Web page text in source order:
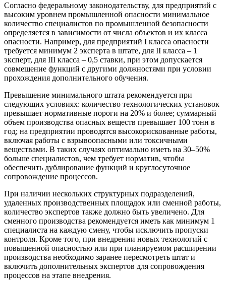
Согласно федеральному законодательству, для предприятий с
высоким уровнем промышленной опасности минимальное
количество специалистов по промышленной безопасности
определяется в зависимости от числа объектов и их класса
опасности. Например, для предприятий I класса опасности
требуется минимум 2 эксперта в штате, для II класса – 1
эксперт, для III класса – 0,5 ставки, при этом допускается
совмещение функций с другими должностями при условии
прохождения дополнительного обучения.
Превышение минимального штата рекомендуется при
следующих условиях: количество технологических установок
превышает нормативные пороги на 20% и более; суммарный
объем производства опасных веществ превышает 100 тонн в
год; на предприятии проводятся высокорискованные работы,
включая работы с взрывоопасными или токсичными
веществами. В таких случаях оптимально иметь на 30–50%
больше специалистов, чем требует норматив, чтобы
обеспечить дублирование функций и круглосуточное
сопровождение процессов.
При наличии нескольких структурных подразделений,
удаленных производственных площадок или сменной работы,
количество экспертов также должно быть увеличено. Для
сменного производства рекомендуется иметь как минимум 1
специалиста на каждую смену, чтобы исключить пропуски
контроля. Кроме того, при внедрении новых технологий с
повышенной опасностью или при планируемом расширении
производства необходимо заранее пересмотреть штат и
включить дополнительных экспертов для сопровождения
процессов на этапе внедрения.